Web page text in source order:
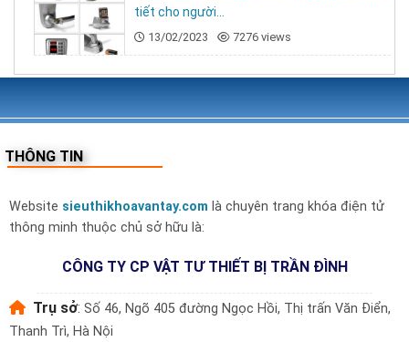
✅Chiết khấu cao
cho thợ khóa, showroom, đại lý
và công trình
CÔNG TY CP VẬT TƯ THIẾT BỊ TRẦN ĐÌNH
📍Trụ sở:Số 46, Ngõ 405 đường Ngọc Hồi, Thanh
Trì, Hà Nội
Điển, Thanh Trì, Hà Nội
tiết cho người...
13/02/2023 7276 views
THÔNG TIN
Website sieuthikhoavantay.com là chuyên trang khóa điện tử
thông minh thuộc chủ sở hữu là:
CÔNG TY CP VẬT TƯ THIẾT BỊ TRẦN ĐÌNH
Trụ sở: Số 46, Ngõ 405 đường Ngọc Hồi, Thị trấn Văn Điển,
Thanh Trì, Hà Nội